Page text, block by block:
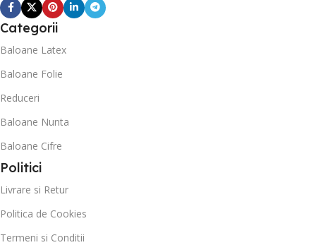
Categorii
Baloane Latex
Baloane Folie
Reduceri
Baloane Nunta
Baloane Cifre
Politici
Livrare si Retur
Politica de Cookies
Termeni si Conditii